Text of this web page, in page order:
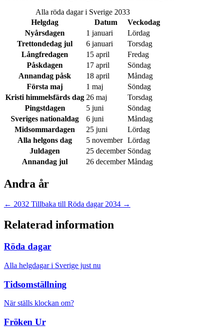
Alla röda dagar i Sverige 2033
Helgdag
Datum
Veckodag
Nyårsdagen
1 januari
Lördag
Trettondedag jul
6 januari
Torsdag
Långfredagen
15 april
Fredag
Påskdagen
17 april
Söndag
Annandag påsk
18 april
Måndag
Första maj
1 maj
Söndag
Kristi himmelsfärds dag 26 maj
Torsdag
Pingstdagen
5 juni
Söndag
Sveriges nationaldag
6 juni
Måndag
Midsommardagen
25 juni
Lördag
Alla helgons dag
5 november Lördag
Juldagen
25 december Söndag
Annandag jul
26 december Måndag
Andra år
← 2032 Tillbaka till Röda dagar2034 →
Relaterad information
Röda dagar
Alla helgdagar i Sverige just nu
Tidsomställning
När ställs klockan om?
Fröken Ur